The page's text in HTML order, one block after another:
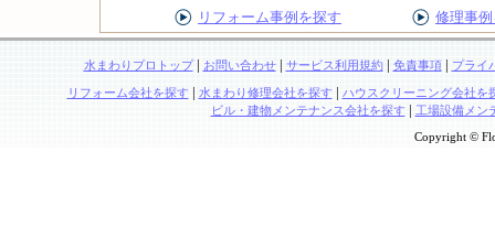
リフォーム事例を探す 修理事
水まわりプロトップ| お問い合わせ| サービス利用規約| 免責事項| プライ
リフォーム会社を探す | 水まわり修理会社を探す | ハウスクリーニング会社を
ビル・建物メンテナンス会社を探す| 工場設備メン
Copyright ©